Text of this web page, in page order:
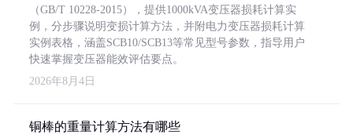
（GB/T 10228-2015），提供1000kVA变压器损耗计算实
例，分步骤说明变损计算方法，并附电力变压器损耗计算
实例表格，涵盖SCB10/SCB13等常见型号参数，指导用户
快速掌握变压器能效评估要点。
2026年8月4日
铜棒的重量计算方法有哪些